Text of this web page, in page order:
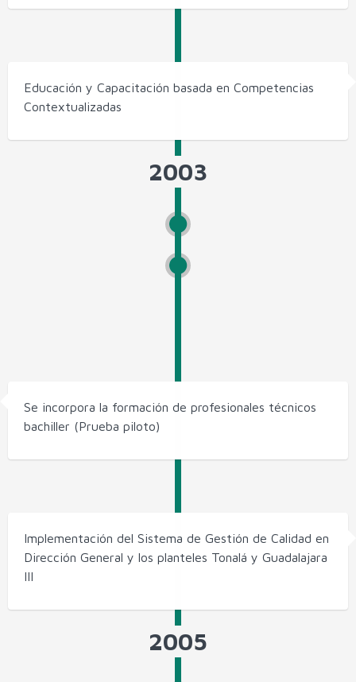
Educación y Capacitación basada en Competencias
Contextualizadas
2003
Se incorpora la formación de profesionales técnicos
bachiller (Prueba piloto)
Implementación del Sistema de Gestión de Calidad en
Dirección General y los planteles Tonalá y Guadalajara
III
2005